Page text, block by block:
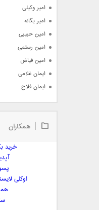
امیر وکیلی
امیر یگانه
امین حبیبی
امین رستمی
امین فیاض
ایمان غلامی
ایمان فلاح
بابک جهانبخش
بابک مافی
بهنام صفوی
همکاران
خرید
اوکلی